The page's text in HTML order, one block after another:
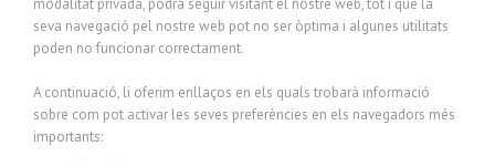
modalitat privada, podrà seguir visitant el nostre web, tot i que la
seva navegació pel nostre web pot no ser òptima i algunes utilitats
poden no funcionar correctament.
A continuació, li oferim enllaços en els quals trobarà informació
sobre com pot activar les seves preferències en els navegadors més
importants: